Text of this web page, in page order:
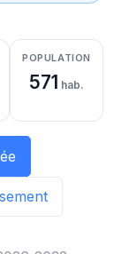
POPULATION
571 hab.